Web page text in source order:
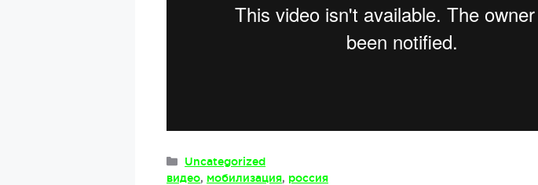
Рубрики
Uncategorized
Метки
видео, мобилизация, россия